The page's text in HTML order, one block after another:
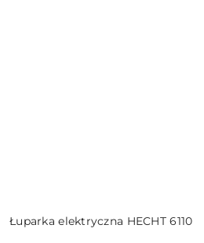
Łuparka elektryczna HECHT 6110